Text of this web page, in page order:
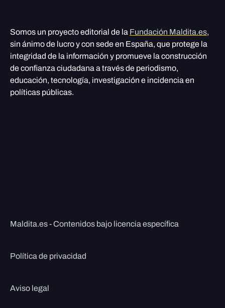
Somos un proyecto editorial de la Fundación Maldita.es,
sin ánimo de lucro y con sede en España, que protege la
integridad de la información y promueve la construcción
de confianza ciudadana a través de periodismo,
educación, tecnología, investigación e incidencia en
políticas públicas.
Maldita.es - Contenidos bajo licencia específica
Política de privacidad
Aviso legal